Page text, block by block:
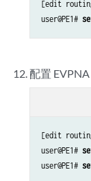
[edit
user@PE1#
配置
[edit
user@PE1#
user@PE1#